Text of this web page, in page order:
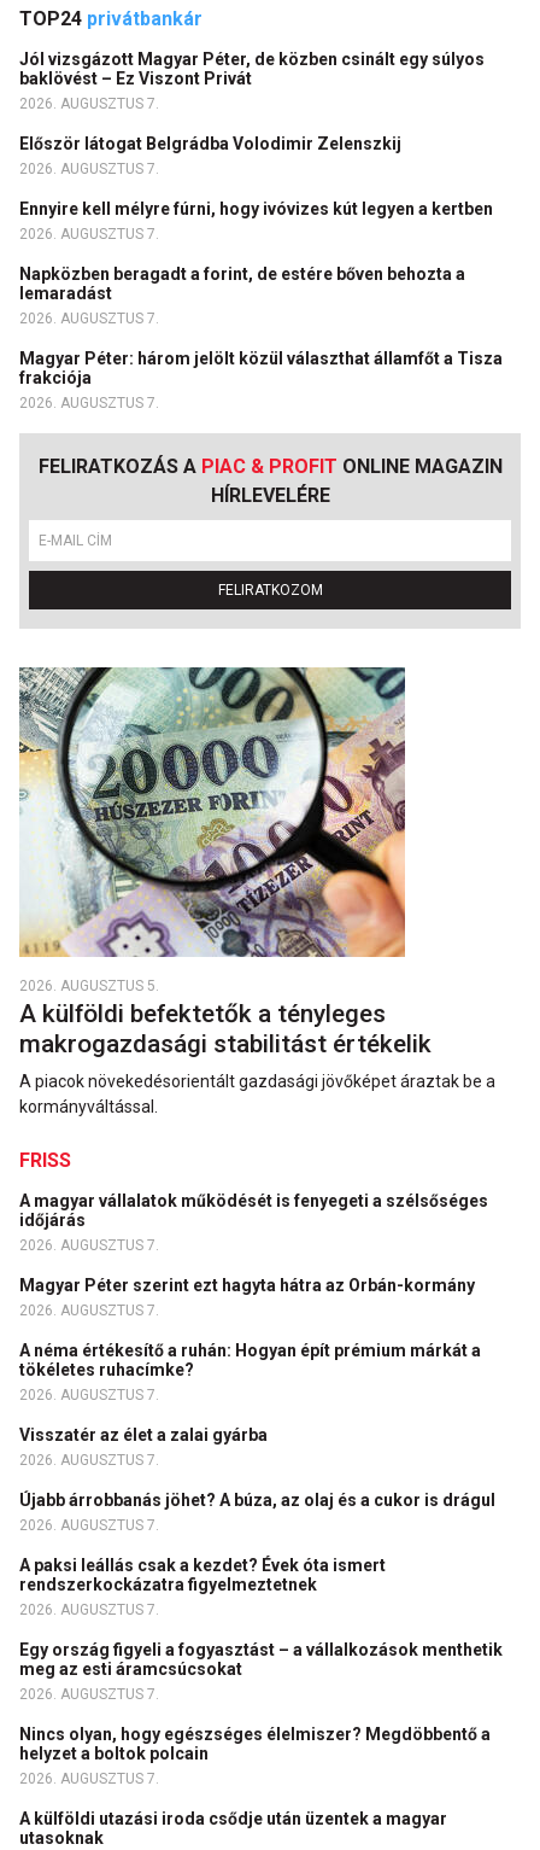
TOP24 privátbankár
Jól vizsgázott Magyar Péter, de közben csinált egy súlyos
baklövést – Ez Viszont Privát
2026. AUGUSZTUS 7.
Először látogat Belgrádba Volodimir Zelenszkij
2026. AUGUSZTUS 7.
Ennyire kell mélyre fúrni, hogy ivóvizes kút legyen a kertben
2026. AUGUSZTUS 7.
Napközben beragadt a forint, de estére bőven behozta a
lemaradást
2026. AUGUSZTUS 7.
Magyar Péter: három jelölt közül választhat államfőt a Tisza
frakciója
2026. AUGUSZTUS 7.
FELIRATKOZÁS A PIAC & PROFIT ONLINE MAGAZIN
HÍRLEVELÉRE
FELIRATKOZOM
2026. AUGUSZTUS 5.
A külföldi befektetők a tényleges
makrogazdasági stabilitást értékelik
A piacok növekedésorientált gazdasági jövőképet áraztak be a
kormányváltással.
FRISS
A magyar vállalatok működését is fenyegeti a szélsőséges
időjárás
2026. AUGUSZTUS 7.
Magyar Péter szerint ezt hagyta hátra az Orbán-kormány
2026. AUGUSZTUS 7.
A néma értékesítő a ruhán: Hogyan épít prémium márkát a
tökéletes ruhacímke?
2026. AUGUSZTUS 7.
Visszatér az élet a zalai gyárba
2026. AUGUSZTUS 7.
Újabb árrobbanás jöhet? A búza, az olaj és a cukor is drágul
2026. AUGUSZTUS 7.
A paksi leállás csak a kezdet? Évek óta ismert
rendszerkockázatra figyelmeztetnek
2026. AUGUSZTUS 7.
Egy ország figyeli a fogyasztást – a vállalkozások menthetik
meg az esti áramcsúcsokat
2026. AUGUSZTUS 7.
Nincs olyan, hogy egészséges élelmiszer? Megdöbbentő a
helyzet a boltok polcain
2026. AUGUSZTUS 7.
A külföldi utazási iroda csődje után üzentek a magyar
utasoknak